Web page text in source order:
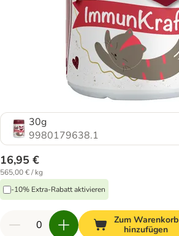
30g
9980179638.1
16,95 €
565,00 € / kg
-10% Extra-Rabatt aktivieren
Zum Warenkorb
hinzufügen